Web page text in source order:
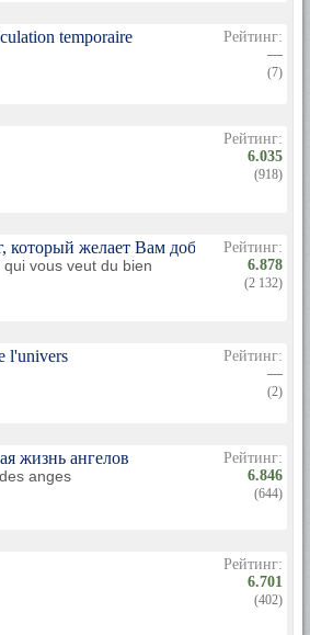
temporaire
Рейтинг:
—
(7)
Рейтинг:
6.035
(918)
который желает Вам добра
qui vous veut du bien
Рейтинг:
6.878
(2 132)
l'univers
Рейтинг:
—
(2)
жизнь ангелов
anges
Рейтинг:
6.846
(644)
Рейтинг:
6.701
(402)